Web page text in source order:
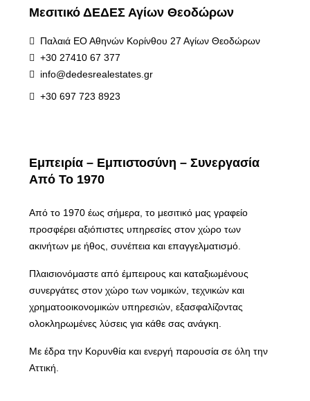
Μεσιτικό ΔΕΔΕΣ Αγίων Θεοδώρων
Παλαιά ΕΟ Αθηνών Κορίνθου 27 Αγίων Θεοδώρων
+30 27410 67 377
info@dedesrealestates.gr
+30 697 723 8923
Εμπειρία – Εμπιστοσύνη – Συνεργασία
Από Το 1970
Από το 1970 έως σήμερα, το μεσιτικό μας γραφείο
προσφέρει αξιόπιστες υπηρεσίες στον χώρο των
ακινήτων με ήθος, συνέπεια και επαγγελματισμό.
Πλαισιονόμαστε από έμπειρους και καταξιωμένους
συνεργάτες στον χώρο των νομικών, τεχνικών και
χρηματοοικονομικών υπηρεσιών, εξασφαλίζοντας
ολοκληρωμένες λύσεις για κάθε σας ανάγκη.
Με έδρα την Κορυνθία και ενεργή παρουσία σε όλη την
Αττική.